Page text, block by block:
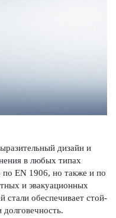
дизайн и
в любых типах
по EN 1906, но также и по
и эвакуацио­нных
стали обеспечивает стой­
долговечность.